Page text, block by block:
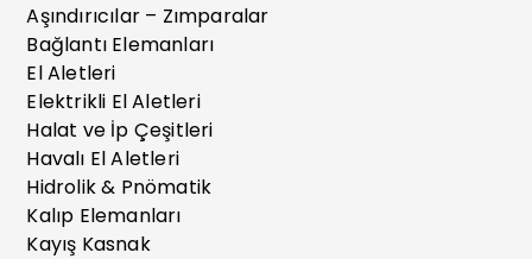
Aşındırıcılar – Zımparalar
Bağlantı Elemanları
El Aletleri
Elektrikli El Aletleri
Halat ve İp Çeşitleri
Havalı El Aletleri
Hidrolik & Pnömatik
Kalıp Elemanları
Kayış Kasnak